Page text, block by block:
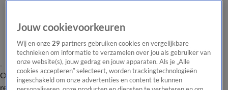
Overzicht Laatste nieuws Regionieuws Het beste van Hart
Tip de
redactie
Jouw cookievoorkeuren
Wij en onze29 partners gebruiken cookies en vergelijkbare
technieken om informatie te verzamelen over jou als gebruiker van
onze website(s), jouw gedrag en jouw apparaten. Als je „Alle
cookies accepteren” selecteert, worden trackingtechnologieën
ingeschakeld om onze advertenties en content te kunnen